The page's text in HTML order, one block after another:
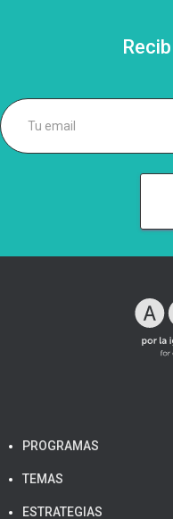
PROGRAMAS
TEMAS
ESTRATEGIAS